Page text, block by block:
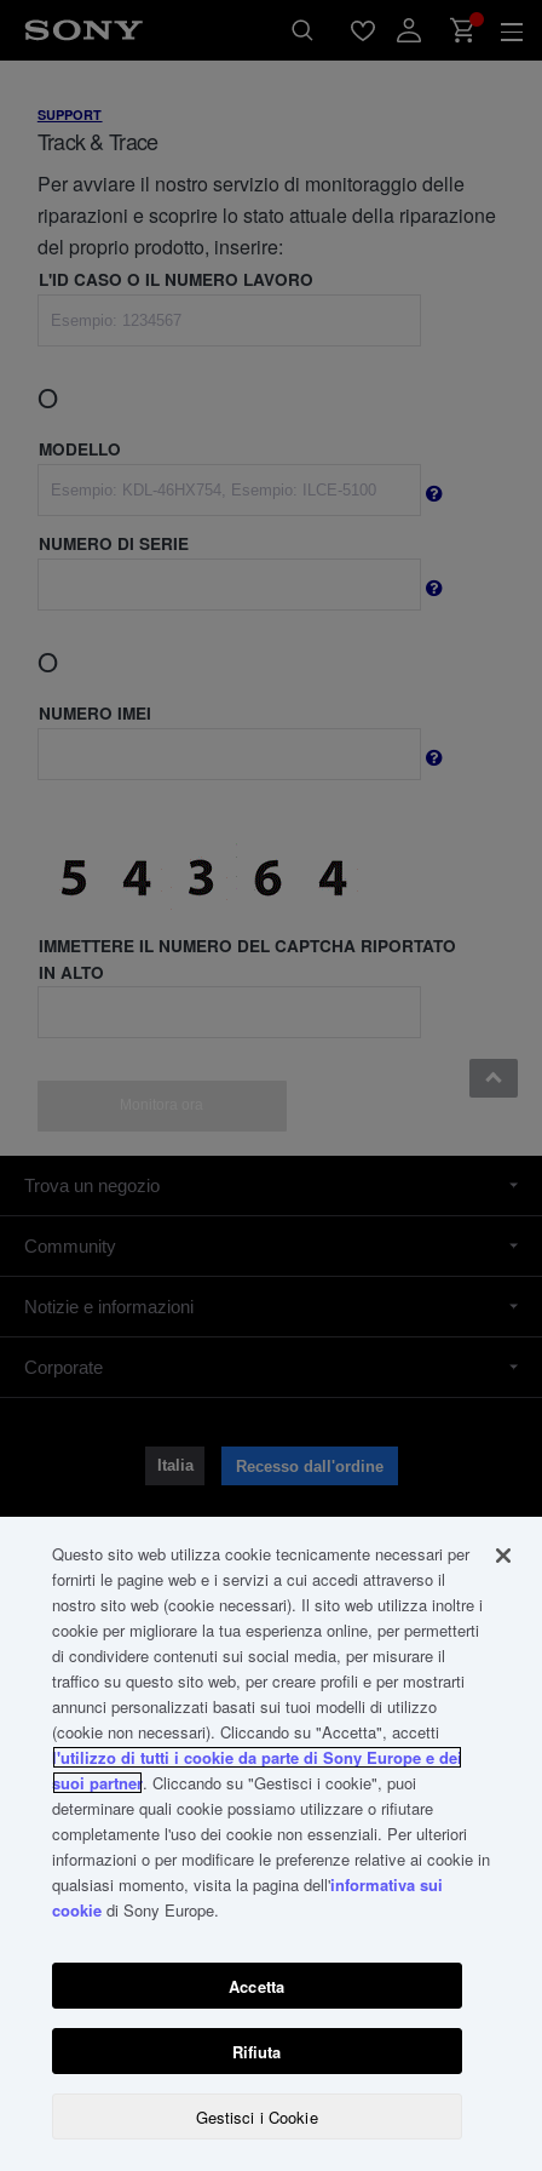
SUPPORT
Track & Trace
Per avviare il nostro servizio di monitoraggio delle
riparazioni e scoprire lo stato attuale della riparazione
del proprio prodotto, inserire:
L'ID CASO O IL NUMERO LAVORO
O
MODELLO
NUMERO DI SERIE
O
NUMERO IMEI
IMMETTERE IL NUMERO DEL CAPTCHA RIPORTATO
IN ALTO
Trova un negozio
Community
Notizie e informazioni
Corporate
Italia Recesso dall'ordine
Prodotti & soluzioni professionali
Contattaci
Info sulla società
TERMINI E CONDIZIONI DI VENDITA
INFORMATIVA SULLA PRIVACY E IMPOSTAZIONI DEI COOKIE
© 2026 Sony Europe B.V.
Questo sito web utilizza cookie tecnicamente necessari per
fornirti le pagine web e i servizi a cui accedi attraverso il
nostro sito web (cookie necessari). Il sito web utilizza inoltre i
cookie per migliorare la tua esperienza online, per permetterti
di condividere contenuti sui social media, per misurare il
traffico su questo sito web, per creare profili e per mostrarti
annunci personalizzati basati sui tuoi modelli di utilizzo
(cookie non necessari). Cliccando su "Accetta", accetti
l'utilizzo di tutti i cookie da parte di Sony Europe e dei
suoi partner. Cliccando su "Gestisci i cookie", puoi
determinare quali cookie possiamo utilizzare o rifiutare
completamente l'uso dei cookie non essenziali. Per ulteriori
informazioni o per modificare le preferenze relative ai cookie in
qualsiasi momento, visita la pagina dell'informativa sui
cookiedi Sony Europe.
Accetta
Rifiuta
Gestisci i Cookie